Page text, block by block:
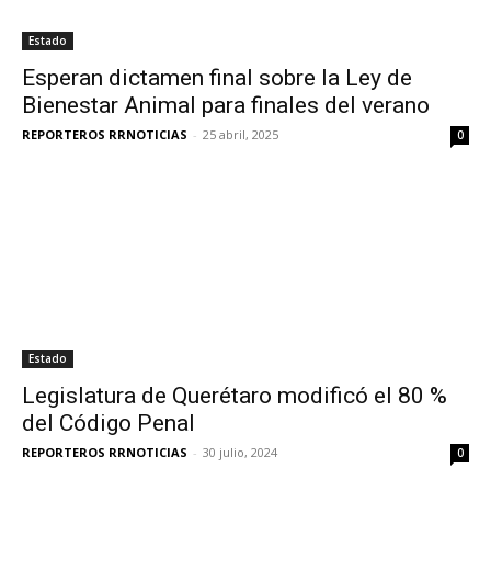
Estado
Esperan dictamen final sobre la Ley de
Bienestar Animal para finales del verano
REPORTEROS RRNOTICIAS - 25 abril, 2025 0
Estado
Legislatura de Querétaro modificó el 80 %
del Código Penal
REPORTEROS RRNOTICIAS - 30 julio, 2024 0